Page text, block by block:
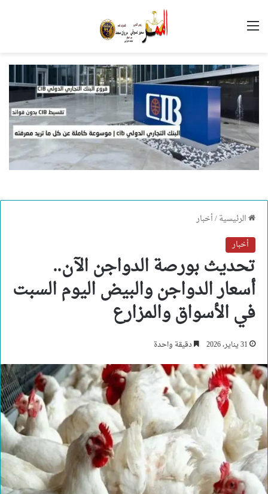
القائمة
الرئيسية/أخبار
أخبار
تحديث بورصة الدواجن الآن..
أسعار الدواجن والبيض اليوم السبت
في الأسواق والمزارع
31 يناير، 2026 دقيقة واحدة